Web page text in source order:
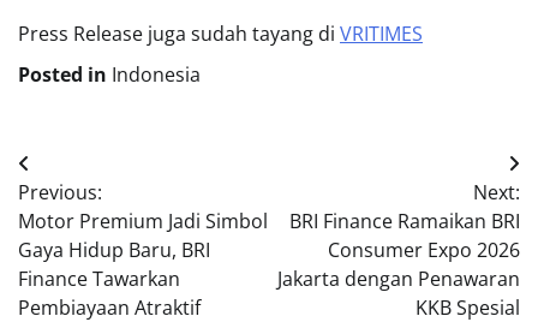
Press Release juga sudah tayang di VRITIMES
Posted in Indonesia
Post
navigation
Previous:
Motor Premium Jadi Simbol
Gaya Hidup Baru, BRI
Finance Tawarkan
Pembiayaan Atraktif
Next:
BRI Finance Ramaikan BRI
Consumer Expo 2026
Jakarta dengan Penawaran
KKB Spesial